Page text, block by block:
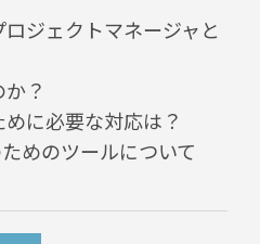
ジェクトマネージャと
？
に必要な対応は？
めのツールについて